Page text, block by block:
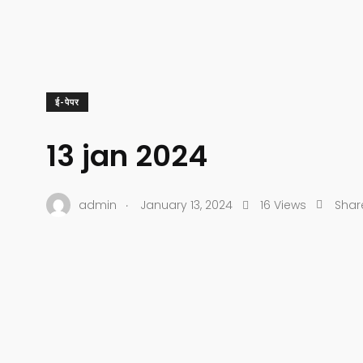
ई-पेपर
13 jan 2024
admin . January 13, 2024 16 Views